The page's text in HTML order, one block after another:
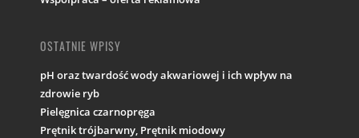
OSTATNIE WPISY
pH oraz twardość wody akwariowej i ich wpływ na
zdrowie ryb
Pielęgnica czarnopręga
Prętnik trójbarwny, Prętnik miodowy